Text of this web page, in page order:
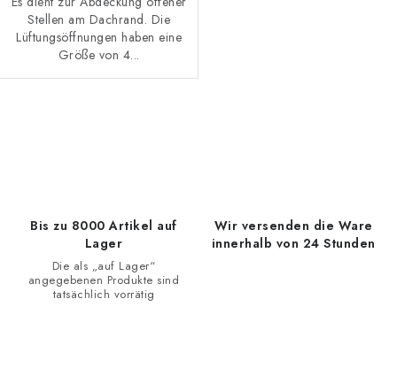
Stellen am Dachrand. Die
Lüftungsöffnungen haben eine
Größe von 4...
Bis zu 8000 Artikel auf
Lager
Die als „auf Lager“
angegebenen Produkte sind
tatsächlich vorrätig
Wir versenden die Ware
innerhalb von 24 Stunden